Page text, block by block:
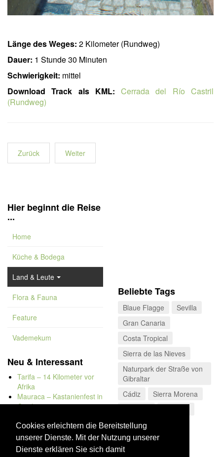
Cookies erleichtern die Bereitstellung
unserer Dienste. Mit der Nutzung unserer
Dienste erklären Sie sich damit
Länge des Weges: 2 Kilometer (Rundweg)
Dauer: 1 Stunde 30 Minuten
Schwierigkeit: mittel
Download Track als KML: Cerrada del Río Castril
(Rundweg)
Zurück Weiter
Hier beginnt die Reise
...
Home
Küche & Bodega
Land & Leute
Flora & Fauna
Feature
Vademekum
Neu & Interessant
Tarifa – 14 Kilometer vor
Afrika
Mauraca – Kastanienfest in
Capileira
Bolonia
Kap Trafalgar
Düne von Bolonia
Beliebte Tags
Blaue Flagge
Sevilla
Gran Canaria
Costa Tropical
Sierra de las Nieves
Naturpark der Straße von
Gibraltar
Cádiz
Sierra Morena